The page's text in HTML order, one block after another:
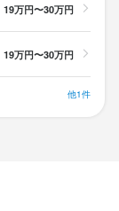
19万円〜30万円
19万円〜30万円
他1件